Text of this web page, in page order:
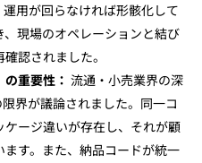
運用が回らなければ形骸化して
現場のオペレーションと結び
認されました。
重要性： 流通・小売業界の深
界が議論されました。同一コ
ージ違いが存在し、それが顧
す。また、納品コードが統一